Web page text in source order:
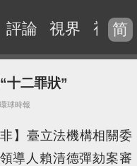
評論 視界 視頻
简
十二罪狀”
球時報
】臺立法機構相關委
導人賴清德彈劾案審